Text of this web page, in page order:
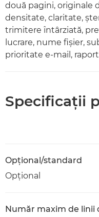
două pagini, originale
densitate, claritate,
trimitere întârziată,
lucrare, nume fişier,
prioritate e-mail,
Specificaţii
Opţional/standard
Opţional
Număr maxim de linii